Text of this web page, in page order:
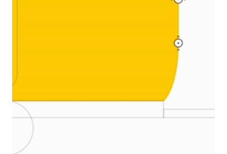
Jean-Thomas Sexton, étudiant au Doctorat au Lab-Usine,
présente son projet de recherche sur la réalité augmentée
lors du prochain webinaire Lunch & Learn du Réseau SDG.
Lorsqu’il est question de réalité augmentée vous imaginez
des lunettes immersi ves, non? Sachez qu’il y a d’autres
options. Jean-Thomas, sous la direction du Pr. Jonathan
Gaudreault vous présentera son astucieux système de
réalité augmenté non invasive. La projection d’information
sur les surface de travail